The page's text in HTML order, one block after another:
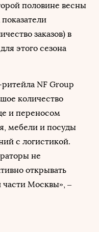
половине весны
заказов) в
этого сезона
NF Group
количество
и переносом
мебели и посуды
с логистикой.
не
открывать
Москвы», –